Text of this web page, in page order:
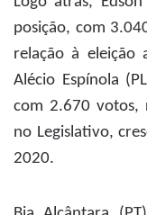
posição, com
relação à eleição
Alécio Espínola
com 2.670 votos,
no Legislativo,
2020.